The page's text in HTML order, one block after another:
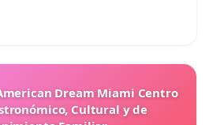
Dream Miami Centro
Cultural y de